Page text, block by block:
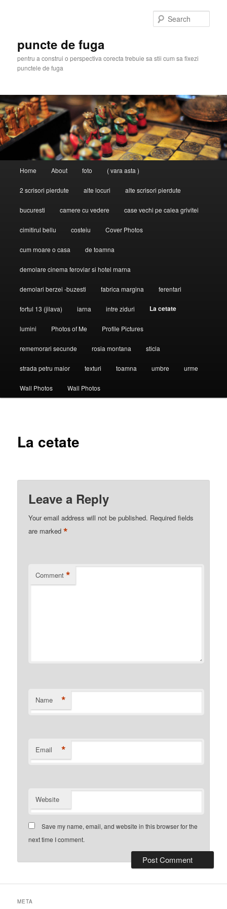
puncte de fuga
pentru a construi o perspectiva corecta trebuie sa stii cum sa fixezi
punctele de fuga
Home About foto ( vara asta )
2 scrisori pierdute alte locuri alte scrisori pierdute
bucuresti camere cu vedere case vechi pe calea grivitei
cimitirul bellu costeiu Cover Photos
cum moare o casa de toamna
demolare cinema feroviar si hotel marna
demolari berzei -buzesti fabrica margina ferentari
fortul 13 (jilava) iarna intre ziduri La cetate
lumini Photos of Me Profile Pictures
rememorari secunde rosia montana sticla
strada petru maior texturi toamna umbre urme
Wall Photos Wall Photos
La cetate
Leave a Reply
Your email address will not be published. Required fields
are marked*
Comment *
Name *
Email *
Website
Save my name, email, and website in this browser for the
next time I comment.
META